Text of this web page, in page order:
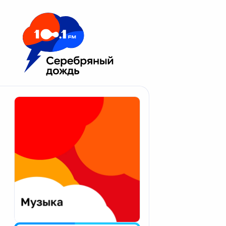
Москва 100.1 FM
Апатиты
Екатеринбург
Калининград
Калуга